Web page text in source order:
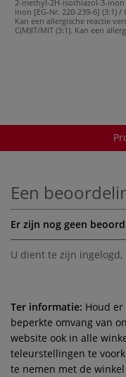
2-methyl-2H-isothiazol-3-
inon [EG-Nr. 220-239-6] (3:1)
Kan een allergische reactie
C(M)IT/MIT (3:1). Kan een
Een
Er zijn nog geen
U dient te zijn ingelogd
Ter informatie: Houd
beperkte omvang van
website ook in alle
teleurstellingen te
te nemen met de